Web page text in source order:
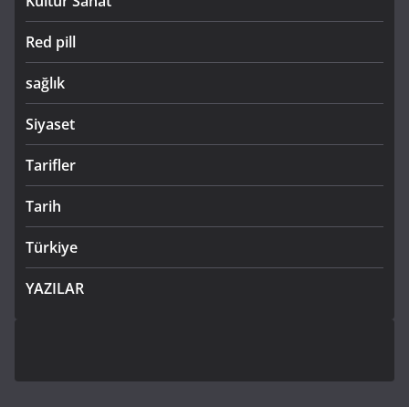
Red pill
sağlık
Siyaset
Tarifler
Tarih
Türkiye
YAZILAR